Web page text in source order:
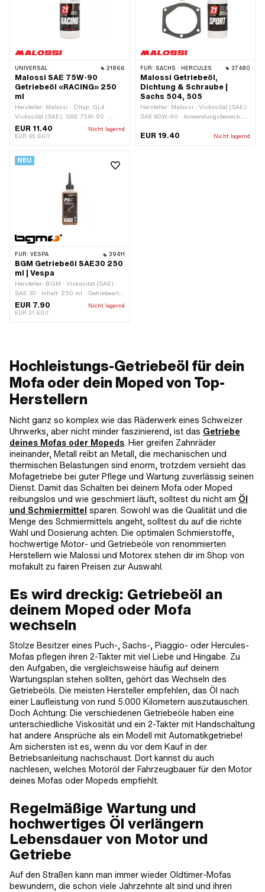
UNIVERSAL 21866
Malossi SAE 75W-90
Getriebeöl «RACING» 250
ml
Hersteller: Malossi · Öltyp: GL4 ·
Viskosität (SAE): SAE 75W-90 ·
Öltyp: vollsynthetisch · Inhalt: 250 ml
· Getriebeart: Automat · Getriebeart:
Anwendungsbereich:
Getriebeschmierung ohne Kupplung
EUR 11.40
Nicht lagernd
EUR 45.60/l
FÜR: SACHS · HERCULES 37480
Malossi Getriebeöl,
Dichtung & Schraube |
Sachs 504, 505
Hersteller: Malossi · Viskosität (SAE):
SAE 80W-90 · Anwendungsbereich:
Inhalt: 250 ml
EUR 19.40 Nicht lagernd
NEU
FÜR: VESPA 39411
BGM Getriebeöl SAE30 250
ml | Vespa
Hersteller: BGM · Viskosität (SAE):
SAE 30 · Inhalt: 250 ml · Getriebeart:
Handschaltung · Anwendungsbereich:
Öl
EUR 7.90
Nicht lagernd
EUR 31.60/l
Hochleistungs-Getriebeöl für dein
Mofa oder dein Moped von Top-
Herstellern
Nicht ganz so komplex wie das Räderwerk eines Schweizer
Uhrwerks, aber nicht minder faszinierend, ist das Getriebe
deines Mofas oder Mopeds. Hier greifen Zahnräder
ineinander, Metall reibt an Metall, die mechanischen und
thermischen Belastungen sind enorm, trotzdem versieht das
Mofagetriebe bei guter Pflege und Wartung zuverlässig seinen
Dienst. Damit das Schalten bei deinem Mofa oder Moped
reibungslos und wie geschmiert läuft, solltest du nicht am Öl
und Schmiermittel sparen. Sowohl was die Qualität und die
Menge des Schmiermittels angeht, solltest du auf die richte
Wahl und Dosierung achten. Die optimalen Schmierstoffe,
hochwertige Motor- und Getriebeöle von renommierten
Herstellern wie Malossi und Motorex stehen dir im Shop von
mofakult zu fairen Preisen zur Auswahl.
Es wird dreckig: Getriebeöl an
deinem Moped oder Mofa
wechseln
Stolze Besitzer eines Puch-, Sachs-, Piaggio- oder Hercules-
Mofas pflegen ihren 2-Takter mit viel Liebe und Hingabe. Zu
den Aufgaben, die vergleichsweise häufig auf deinem
Wartungsplan stehen sollten, gehört das Wechseln des
Getriebeöls. Die meisten Hersteller empfehlen, das Öl nach
einer Laufleistung von rund 5.000 Kilometern auszutauschen.
Doch Achtung: Die verschiedenen Getriebeöle haben eine
unterschiedliche Viskosität und ein 2-Takter mit Handschaltung
hat andere Ansprüche als ein Modell mit Automatikgetriebe!
Am sichersten ist es, wenn du vor dem Kauf in der
Betriebsanleitung nachschaust. Dort kannst du auch
nachlesen, welches Motoröl der Fahrzeugbauer für den Motor
deines Mofas oder Mopeds empfiehlt.
Regelmäßige Wartung und
hochwertiges Öl verlängern
Lebensdauer von Motor und
Getriebe
Auf den Straßen kann man immer wieder Oldtimer-Mofas
bewundern, die schon viele Jahrzehnte alt sind und ihren